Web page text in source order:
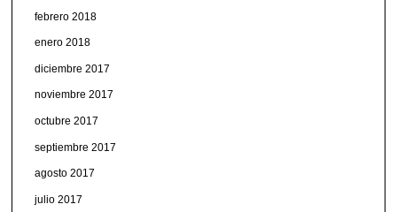
febrero 2018
enero 2018
diciembre 2017
noviembre 2017
octubre 2017
septiembre 2017
agosto 2017
julio 2017